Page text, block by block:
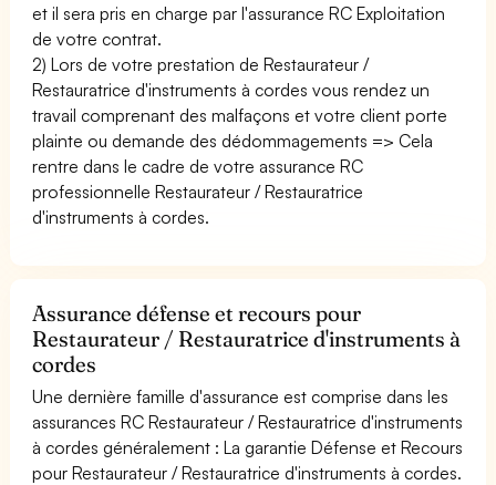
et il sera pris en charge par l'assurance RC Exploitation
de votre contrat.
2) Lors de votre prestation de Restaurateur /
Restauratrice d'instruments à cordes vous rendez un
travail comprenant des malfaçons et votre client porte
plainte ou demande des dédommagements => Cela
rentre dans le cadre de votre assurance RC
professionnelle Restaurateur / Restauratrice
d'instruments à cordes.
Assurance défense et recours pour
Restaurateur / Restauratrice d'instruments à
cordes
Une dernière famille d'assurance est comprise dans les
assurances RC Restaurateur / Restauratrice d'instruments
à cordes généralement : La garantie Défense et Recours
pour Restaurateur / Restauratrice d'instruments à cordes.